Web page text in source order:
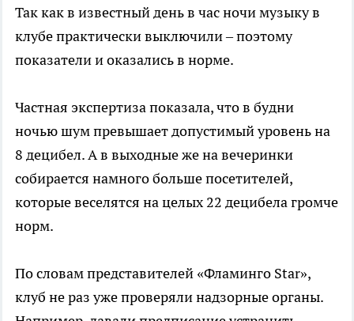
Так как в известный день в час ночи музыку в
клубе практически выключили – поэтому
показатели и оказались в норме.
Частная экспертиза показала, что в будни
ночью шум превышает допустимый уровень на
8 децибел. А в выходные же на вечеринки
собирается намного больше посетителей,
которые веселятся на целых 22 децибела громче
норм.
По словам представителей «Фламинго Star»,
клуб не раз уже проверяли надзорные органы.